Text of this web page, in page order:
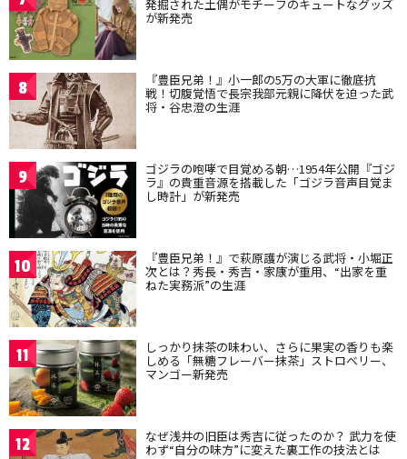
発掘された土偶がモチーフのキュートなグッズ
が新発売
8 『豊臣兄弟！』小一郎の5万の大軍に徹底抗
戦！切腹覚悟で長宗我部元親に降伏を迫った武
将・谷忠澄の生涯
9 ゴジラの咆哮で目覚める朝…1954年公開『ゴジ
ラ』の貴重音源を搭載した「ゴジラ音声目覚ま
し時計」が新発売
10 『豊臣兄弟！』で萩原護が演じる武将・小堀正
次とは？秀長・秀吉・家康が重用、“出家を重
ねた実務派”の生涯
11 しっかり抹茶の味わい、さらに果実の香りも楽
しめる「無糖フレーバー抹茶」ストロベリー、
マンゴー新発売
12 なぜ浅井の旧臣は秀吉に従ったのか？ 武力を使
わず“自分の味方”に変えた裏工作の技法とは